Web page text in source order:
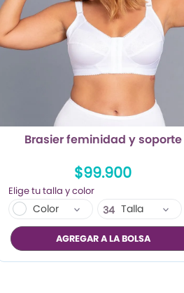
Brasier feminidad y soporte
$99.900
Color
34
36
38
40
Talla
AGREGAR A LA BOLSA